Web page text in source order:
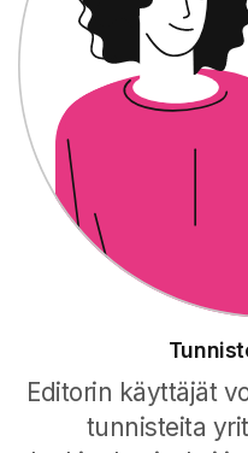
Editorin käyttäjät
tunnisteita